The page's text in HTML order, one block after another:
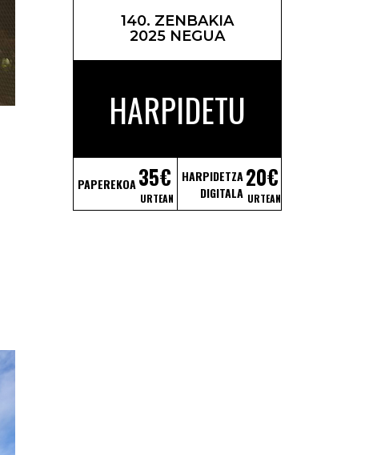
140. ZENBAKIA
2025 NEGUA
HARPIDETU
PAPEREKOA35€
URTEAN
HARPIDETZA
DIGITALA
20€
URTEAN